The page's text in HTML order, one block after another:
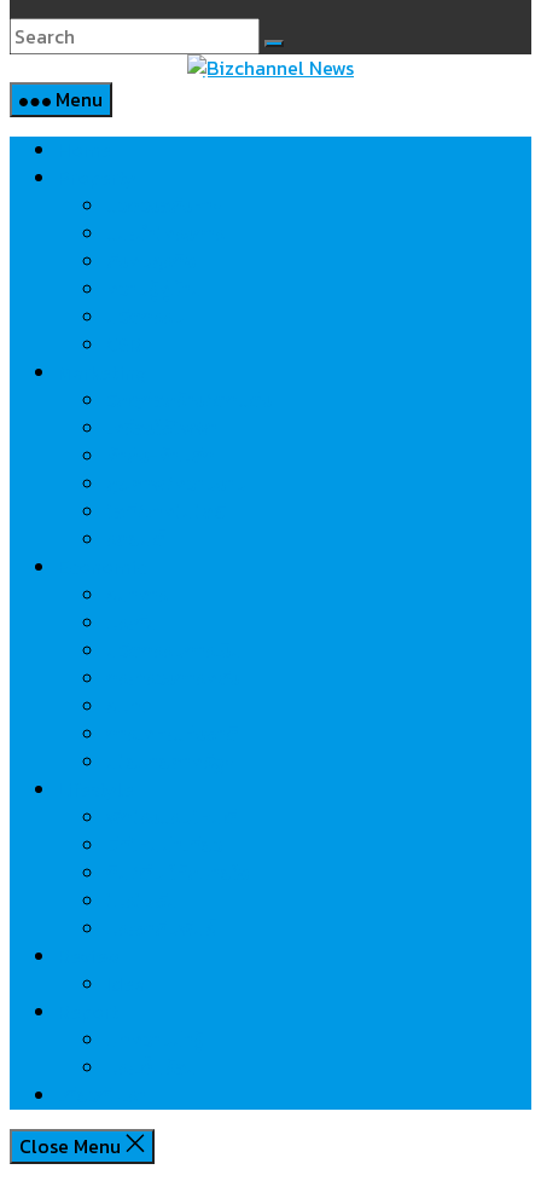
Menu
Close Menu